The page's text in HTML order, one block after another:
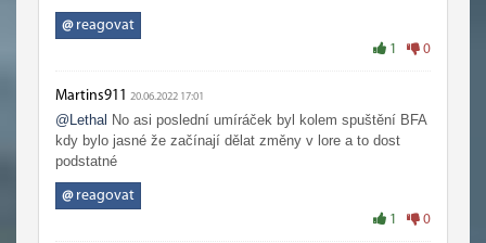
@reagovat
1 0
Martins911 20.06.2022 17:01
@Lethal No asi poslední umíráček byl kolem spuštění BFA
kdy bylo jasné že začínají dělat změny v lore a to dost
podstatné
@reagovat
1 0